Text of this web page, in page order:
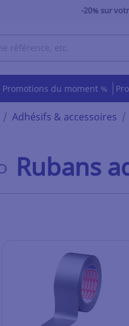
-20% sur
Promotions du moment %
Adhésifs & accessoires
Rubans